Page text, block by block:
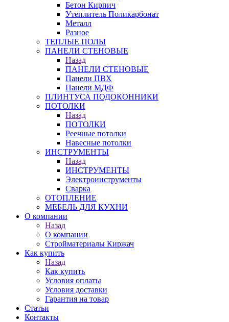
Бетон Кирпич
Утеплитель Поликарбонат
Металл
Разное
ТЕПЛЫЕ ПОЛЫ
ПАНЕЛИ СТЕНОВЫЕ
Назад
ПАНЕЛИ СТЕНОВЫЕ
Панели ПВХ
Панели МДФ
ПЛИНТУСА ПОДОКОННИКИ
ПОТОЛКИ
Назад
ПОТОЛКИ
Реечные потолки
Навесные потолки
ИНСТРУМЕНТЫ
Назад
ИНСТРУМЕНТЫ
Электроинструменты
Сварка
ОТОПЛЕНИЕ
МЕБЕЛЬ ДЛЯ КУХНИ
О компании
Назад
О компании
Стройматериалы Киржач
Как купить
Назад
Как купить
Условия оплаты
Условия доставки
Гарантия на товар
Статьи
Контакты